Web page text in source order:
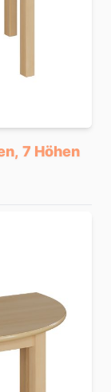
7 Höhen